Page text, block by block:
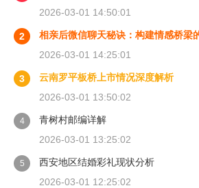
2026-03-01 14:50:01
2
相亲后微信聊天秘诀：构建情感桥梁
2026-03-01 14:25:01
3
云南罗平板桥上市情况深度解析
2026-03-01 13:50:02
4
青树村邮编详解
2026-03-01 13:25:02
5
西安地区结婚彩礼现状分析
2026-03-01 12:25:02